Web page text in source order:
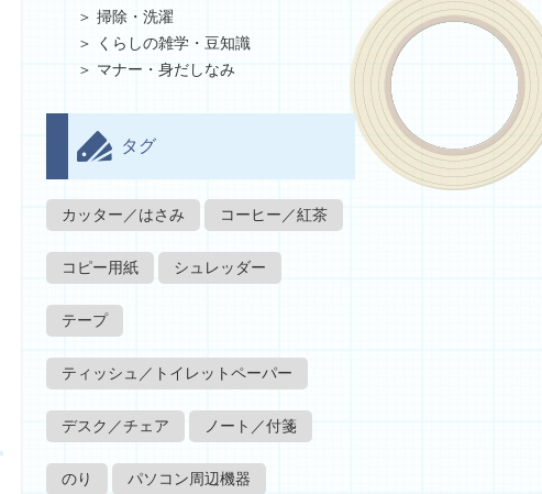
掃除・洗濯
くらしの雑学・豆知識
マナー・身だしなみ
タグ
カッター／はさみ コーヒー／紅茶
コピー用紙 シュレッダー
テープ
ティッシュ／トイレットペーパー
デスク／チェア ノート／付箋
のり パソコン周辺機器